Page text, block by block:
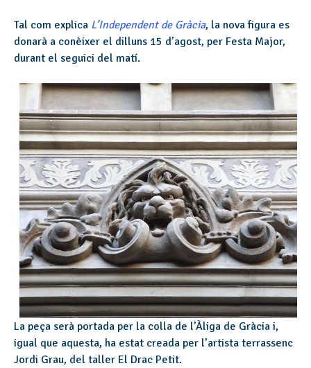
Tal com explica L’Independent de Gràcia, la nova figura es
donarà a conèixer el dilluns 15 d’agost, per Festa Major,
durant el seguici del matí.
La peça serà portada per la colla de l’Àliga de Gràcia i,
igual que aquesta, ha estat creada per l’artista terrassenc
Jordi Grau, del taller El Drac Petit.